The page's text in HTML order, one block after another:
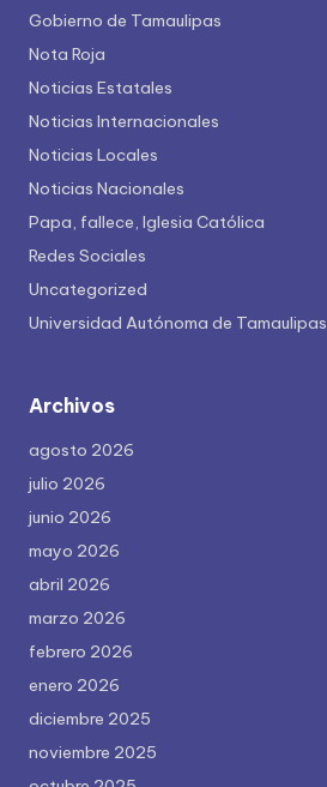
Gobierno de Tamaulipas
Nota Roja
Noticias Estatales
Noticias Internacionales
Noticias Locales
Noticias Nacionales
Papa, fallece, Iglesia Católica
Redes Sociales
Uncategorized
Universidad Autónoma de Tamaulipas
Archivos
agosto 2026
julio 2026
junio 2026
mayo 2026
abril 2026
marzo 2026
febrero 2026
enero 2026
diciembre 2025
noviembre 2025